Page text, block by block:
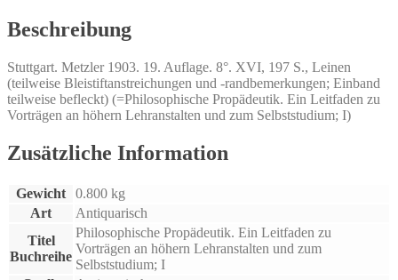
Menge
Beschreibung
Stuttgart. Metzler 1903. 19. Auflage. 8°. XVI, 197 S., Leinen
(teilweise Bleistiftanstreichungen und -randbemerkungen; Einband
teilweise befleckt) (=Philosophische Propädeutik. Ein Leitfaden zu
Vorträgen an höhern Lehranstalten und zum Selbststudium; I)
Zusätzliche Information
Gewicht
0.800 kg
Art
Antiquarisch
Titel
Buchreihe
Philosophische Propädeutik. Ein Leitfaden zu
Vorträgen an höhern Lehranstalten und zum
Selbststudium; I